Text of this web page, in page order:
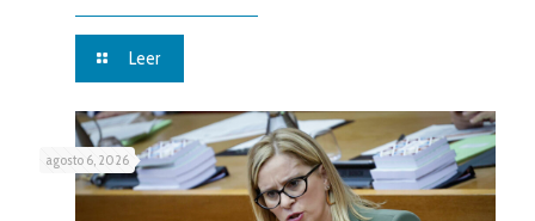
Leer
agosto 6, 2026